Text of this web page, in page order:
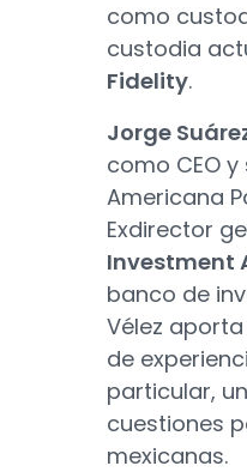
como
custodia
Fidelity.
Jorge
como CEO
Americana
Exdirector
Investment
banco de
Vélez
de
particular,
cuestiones
mexicanas.